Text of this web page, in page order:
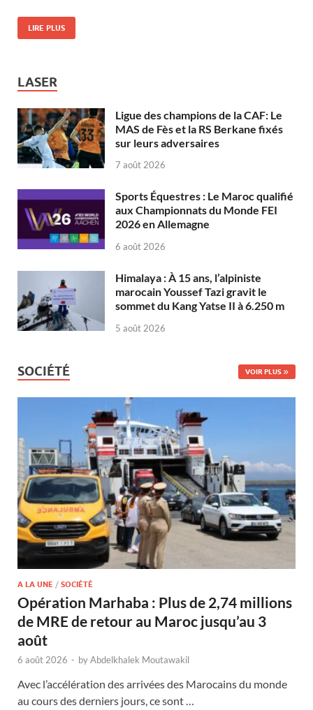
LIRE PLUS
LASER
Ligue des champions de la CAF: Le
MAS de Fès et la RS Berkane fixés
sur leurs adversaires
7 août 2026
Sports Équestres : Le Maroc qualifié
aux Championnats du Monde FEI
2026 en Allemagne
6 août 2026
Himalaya : À 15 ans, l’alpiniste
marocain Youssef Tazi gravit le
sommet du Kang Yatse II à 6.250 m
5 août 2026
SOCIÉTÉ VOIR PLUS
A LA UNE / SOCIÉTÉ
Opération Marhaba : Plus de 2,74 millions
de MRE de retour au Maroc jusqu’au 3
août
6 août 2026 - byAbdelkhalek Moutawakil
Avec l’accélération des arrivées des Marocains du monde
au cours des derniers jours, ce sont …